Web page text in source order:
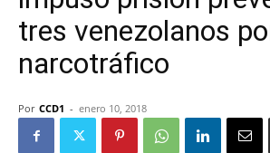
tres venezolanos
narcotráfico
Por CCD1 - enero 10, 2018